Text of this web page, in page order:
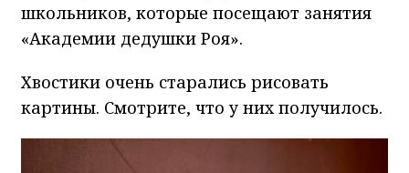
школьников, которые посещают занятия
«Академии дедушки Роя».
Хвостики очень старались рисовать
картины. Смотрите, что у них получилось.